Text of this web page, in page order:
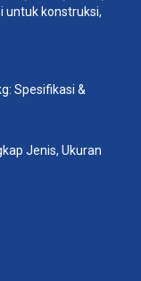
Spesifikasi &
Jenis, Ukuran